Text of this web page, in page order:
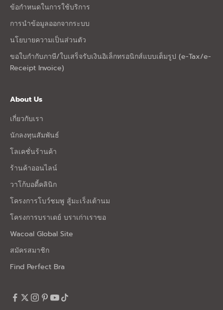
ข้อกำหนดในการใช้บริการ
การนำข้อมูลออกจากระบบ
นโยบายความเป็นส่วนตัว
ขอใบกำกับภาษี/ใบเสร็จรับเงินอิเล็กทรอนิกส์แบบเต็มรูป (e-Tax/e-
Receipt Invoice)
About Us
เกี่ยวกับเรา
นักลงทุนสัมพันธ์
โลเคชั่นร้านค้า
ร้านค้าออนไลน์
วาโก้บอดี้คลินิก
โครงการโบว์ชมพู สู้มะเร็งเต้านม
โครงการบราเดย์ บราเก่าเราขอ
Wacoal Global Site
สมัครสมาชิก
Find Perfect Bra